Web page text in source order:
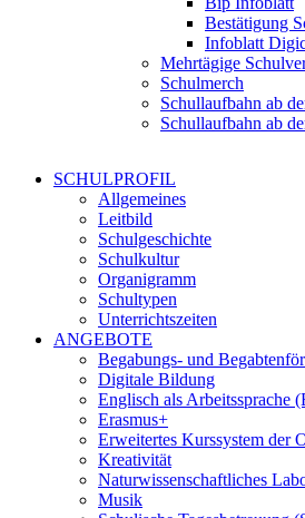
Bestätigung
Infoblatt
Mehrtägige
Schulmerch
Schullaufbahn ab
Schullaufbahn ab
SCHULPROFIL
Allgemeines
Leitbild
Schulgeschichte
Schulkultur
Organigramm
Schultypen
Unterrichtszeiten
ANGEBOTE
Begabungs- und
Digitale Bildung
Englisch als Arbeitssprache
Erasmus+
Erweitertes Kurssystem der
Kreativität
Naturwissenschaftliches
Musik